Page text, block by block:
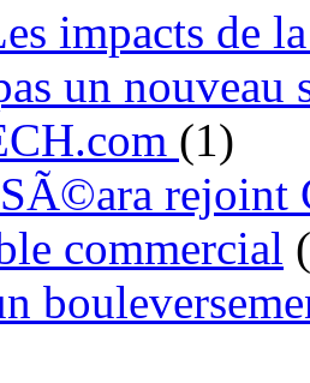
impacts de
un
(1)
rejoint
commercial